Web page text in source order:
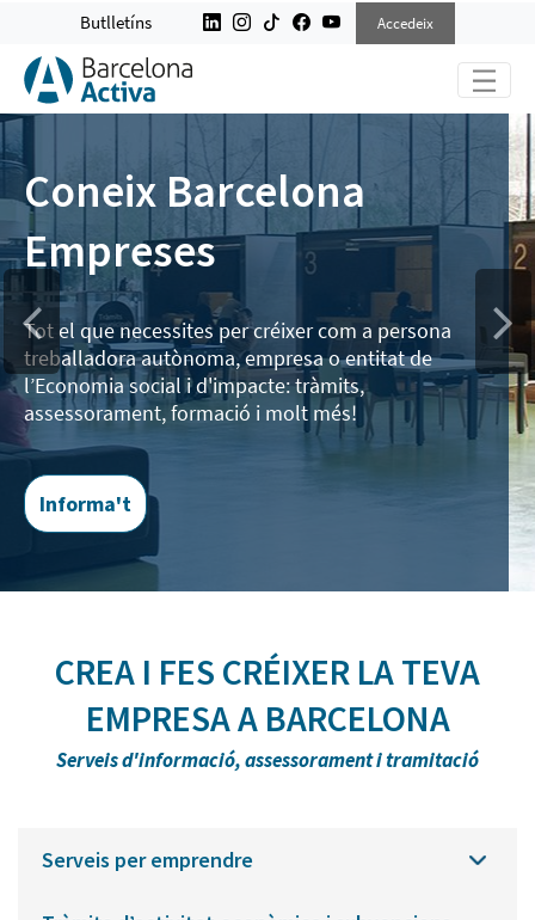
Butlletíns Accedeix
Coneix Barcelona
Empreses
Tot el que necessites per créixer com a persona
treballadora autònoma, empresa o entitat de
l’Economia social i d'impacte: tràmits,
assessorament, formació i molt més!
Informa't
CREA I FES CRÉIXER LA TEVA
EMPRESA A BARCELONA
Serveis d'informació, assessorament i tramitació
Serveis per emprendre